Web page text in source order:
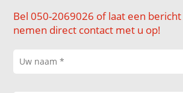
Bel 050-2069026 of laat een
nemen direct contact met u op!